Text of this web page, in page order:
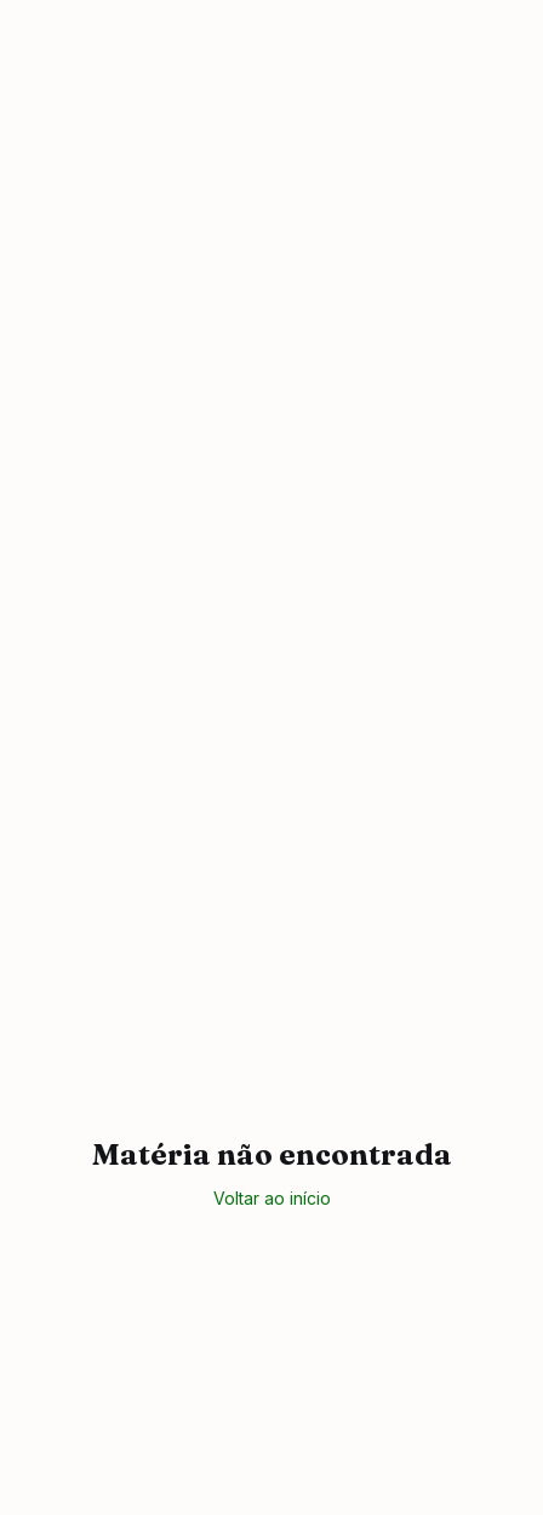
Matéria não encontrada
Voltar ao início